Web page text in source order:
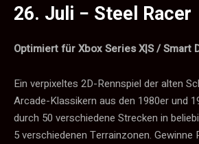
26. Juli − Steel Racer
Optimiert für Xbox Series X|S / Smart
Ein verpixeltes 2D-Rennspiel der alten
Arcade-Klassikern aus den 1980er und
durch 50 verschiedene Strecken in
5 verschiedenen Terrainzonen. Gewinne